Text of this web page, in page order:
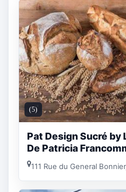
(5)
Pat Design Sucré by
De Patricia
111 Rue du General